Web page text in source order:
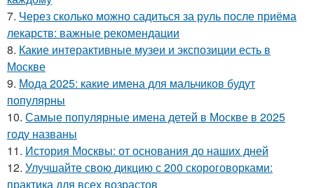
7. Через сколько можно садиться за руль после приёма
лекарств: важные рекомендации
8. Какие интерактивные музеи и экспозиции есть в
Москве
9. Мода 2025: какие имена для мальчиков будут
популярны
10. Самые популярные имена детей в Москве в 2025
году названы
11. История Москвы: от основания до наших дней
12. Улучшайте свою дикцию с 200 скороговорками:
практика для всех возрастов